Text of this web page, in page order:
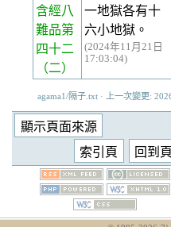
含經八
難品第
四十二
（二）
一地獄各有十
六小地獄。
(2024年11月21日
17:03:04)
agama1/隔子.txt · 上一次變更: